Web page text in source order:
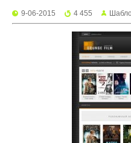
9-06-2015 4 455